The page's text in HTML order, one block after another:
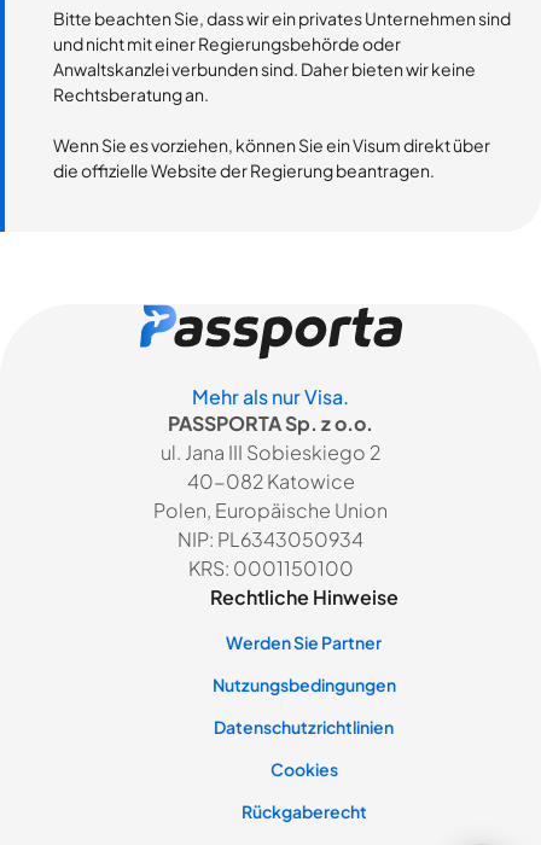
Bitte beachten Sie, dass wir ein privates Unternehmen sind
und nicht mit einer Regierungsbehörde oder
Anwaltskanzlei verbunden sind. Daher bieten wir keine
Rechtsberatung an.
Wenn Sie es vorziehen, können Sie ein Visum direkt über
die offizielle Website der Regierung beantragen.
Mehr als nur Visa.
PASSPORTA Sp. z o.o.
ul. Jana III Sobieskiego 2
40-082 Katowice
Polen, Europäische Union
NIP: PL6343050934
KRS: 0001150100
Rechtliche Hinweise
Werden Sie Partner
Nutzungsbedingungen
Datenschutzrichtlinien
Cookies
Rückgaberecht